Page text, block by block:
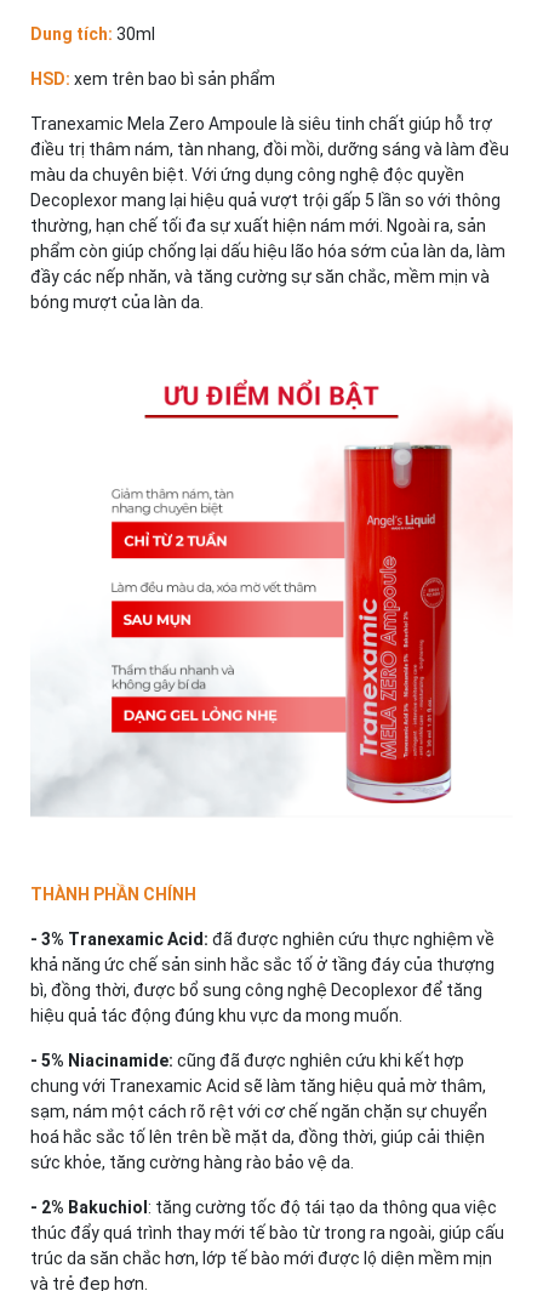
Dung tích: 30ml
HSD: xem trên bao bì sản phẩm
Tranexamic Mela Zero Ampoule là siêu tinh chất giúp hỗ trợ
điều trị thâm nám, tàn nhang, đồi mồi, dưỡng sáng và làm đều
màu da chuyên biệt. Với ứng dụng công nghệ độc quyền
Decoplexor mang lại hiệu quả vượt trội gấp 5 lần so với thông
thường, hạn chế tối đa sự xuất hiện nám mới. Ngoài ra, sản
phẩm còn giúp chống lại dấu hiệu lão hóa sớm của làn da, làm
đầy các nếp nhăn, và tăng cường sự săn chắc, mềm mịn và
bóng mượt của làn da.
THÀNH PHẦN CHÍNH
- 3% Tranexamic Acid: đã được nghiên cứu thực nghiệm về
khả năng ức chế sản sinh hắc sắc tố ở tầng đáy của thượng
bì, đồng thời, được bổ sung công nghệ Decoplexor để tăng
hiệu quả tác động đúng khu vực da mong muốn.
- 5% Niacinamide: cũng đã được nghiên cứu khi kết hợp
chung với Tranexamic Acid sẽ làm tăng hiệu quả mờ thâm,
sạm, nám một cách rõ rệt với cơ chế ngăn chặn sự chuyển
hoá hắc sắc tố lên trên bề mặt da, đồng thời, giúp cải thiện
sức khỏe, tăng cường hàng rào bảo vệ da.
- 2% Bakuchiol : tăng cường tốc độ tái tạo da thông qua việc
thúc đẩy quá trình thay mới tế bào từ trong ra ngoài, giúp cấu
trúc da săn chắc hơn, lớp tế bào mới được lộ diện mềm mịn
và trẻ đẹp hơn.